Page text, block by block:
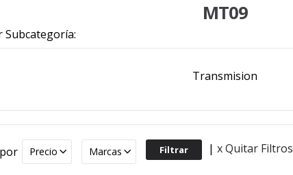
MT09
Subcategoría:
Transmision
Precio Marcas | x Quitar Filtros